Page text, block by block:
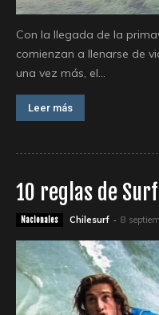
Con la llegada de la
comienzan a llenarse de
una vez más, el...
Leer más
10 reglas de Surf
Nacionales Chilesurf - 8